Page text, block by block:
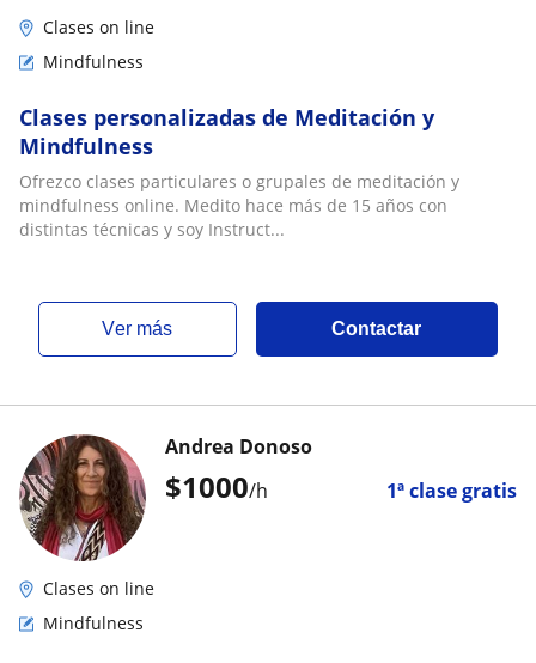
Clases on line
Mindfulness
Clases personalizadas de Meditación y
Mindfulness
Ofrezco clases particulares o grupales de meditación y
mindfulness online. Medito hace más de 15 años con
distintas técnicas y soy Instruct...
ver más Contactar
$1000/h 1ª clase gratis
Andrea Donoso
Clases on line
Mindfulness